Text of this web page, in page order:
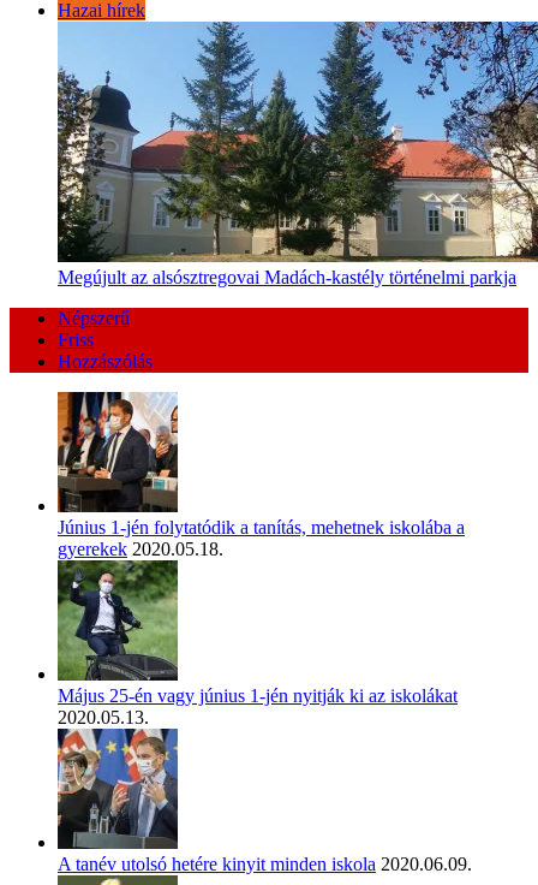
Hazai hírek
Megújult az alsósztregovai Madách-kastély történelmi parkja
Népszerű
Friss
Hozzászólás
Június 1-jén folytatódik a tanítás, mehetnek iskolába a
gyerekek 2020.05.18.
Május 25-én vagy június 1-jén nyitják ki az iskolákat
2020.05.13.
A tanév utolsó hetére kinyit minden iskola 2020.06.09.